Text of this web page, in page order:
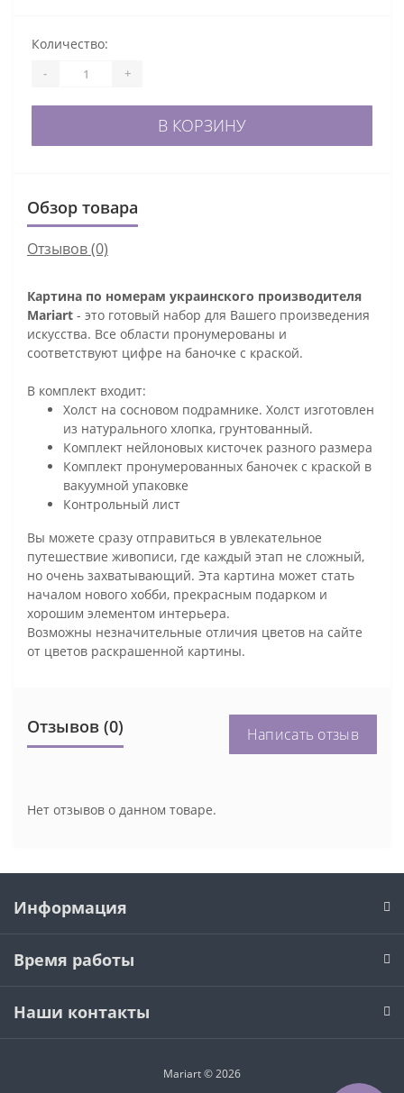
Количество:
- +
В КОРЗИНУ
Обзор товара
Отзывов (0)
Картина по номерам украинского производителя
Mariart - это готовый набор для Вашего произведения
искусства. Все области пронумерованы и
соответствуют цифре на баночке с краской.
В комплект входит:
Холст на сосновом подрамнике. Холст изготовлен
из натурального хлопка, грунтованный.
Комплект нейлоновых кисточек разного размера
Комплект пронумерованных баночек с краской в
вакуумной упаковке
Контрольный лист
Вы можете сразу отправиться в увлекательное
путешествие живописи, где каждый этап не сложный,
но очень захватывающий. Эта картина может стать
началом нового хобби, прекрасным подарком и
хорошим элементом интерьера.
Возможны незначительные отличия цветов на сайте
от цветов раскрашенной картины.
Отзывов (0) Написать отзыв
Нет отзывов о данном товаре.
Информация
Время работы
Наши контакты
Mariart © 2026